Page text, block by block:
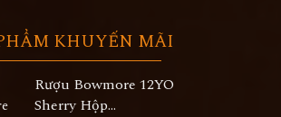
KHUYẾN MÃI
Rượu Bowmore 12YO
Sherry Hộp...